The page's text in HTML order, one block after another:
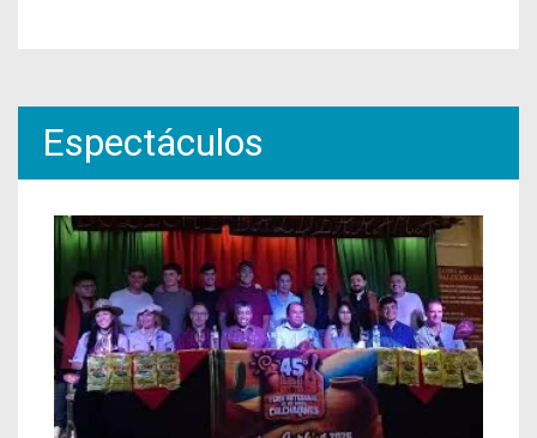
Espectáculos